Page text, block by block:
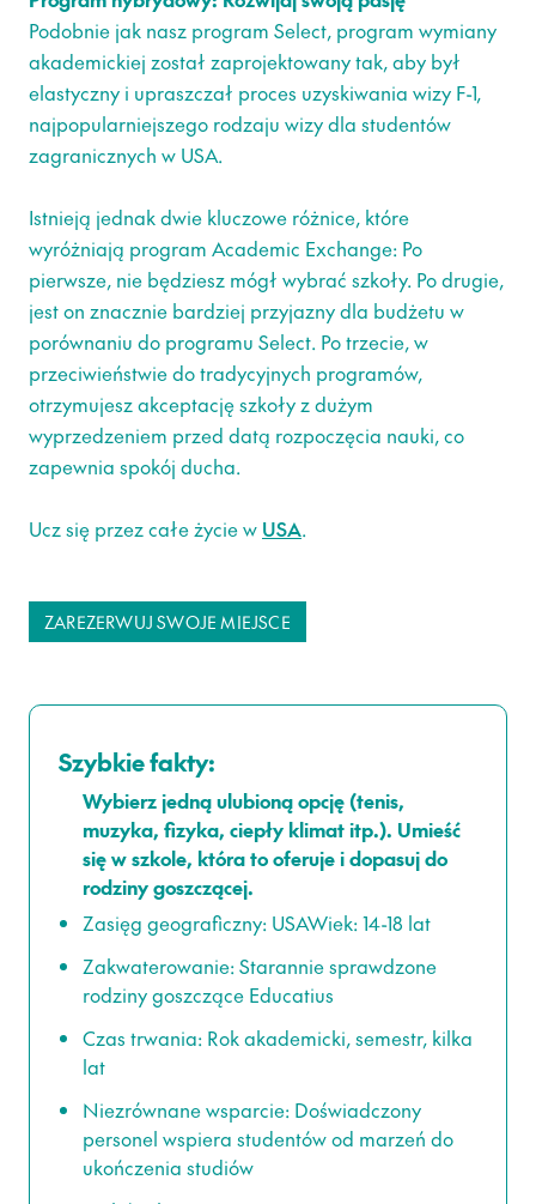
Podobnie jak nasz program Select, program wymiany
akademickiej został zaprojektowany tak, aby był
elastyczny i upraszczał proces uzyskiwania wizy F-1,
najpopularniejszego rodzaju wizy dla studentów
zagranicznych w USA.
Istnieją jednak dwie kluczowe różnice, które
wyróżniają program Academic Exchange: Po
pierwsze, nie będziesz mógł wybrać szkoły. Po drugie,
jest on znacznie bardziej przyjazny dla budżetu w
porównaniu do programu Select. Po trzecie, w
przeciwieństwie do tradycyjnych programów,
otrzymujesz akceptację szkoły z dużym
wyprzedzeniem przed datą rozpoczęcia nauki, co
zapewnia spokój ducha.
Ucz się przez całe życie w USA.
ZAREZERWUJ SWOJE MIEJSCE
Szybkie fakty:
Wybierz jedną ulubioną opcję (tenis,
muzyka, fizyka, ciepły klimat itp.). Umieść
się w szkole, która to oferuje i dopasuj do
rodziny goszczącej.
Zasięg geograficzny: USAWiek: 14-18 lat
Zakwaterowanie: Starannie sprawdzone
rodziny goszczące Educatius
Czas trwania: Rok akademicki, semestr, kilka
lat
Niezrównane wsparcie: Doświadczony
personel wspiera studentów od marzeń do
ukończenia studiów